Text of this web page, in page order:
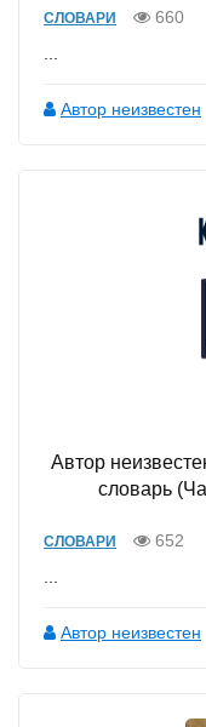
СЛОВАРИ
660
...
Автор неизвестен
Автор
словарь
СЛОВАРИ
652
...
Автор неизвестен